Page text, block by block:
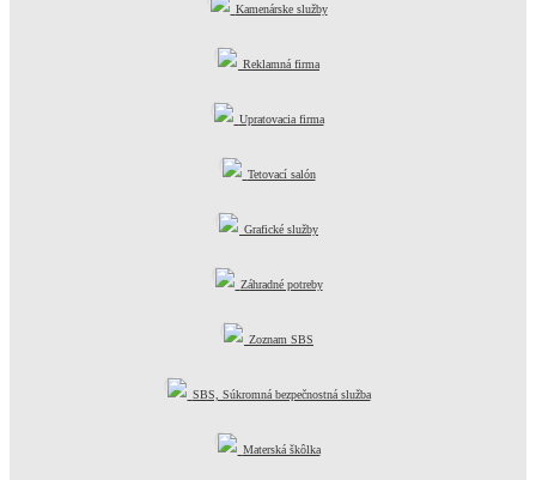
Kamenárske služby
Reklamná firma
Upratovacia firma
Tetovací salón
Grafické služby
Záhradné potreby
Zoznam SBS
SBS, Súkromná bezpečnostná služba
Materská škôlka